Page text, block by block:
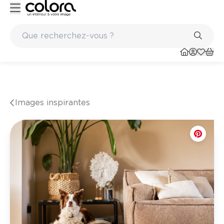
Images inspirantes